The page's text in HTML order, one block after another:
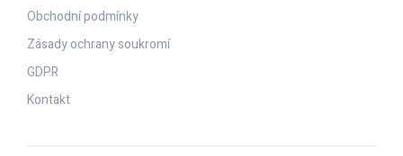
Obchodní podmínky
Zásady ochrany soukromí
GDPR
Kontakt